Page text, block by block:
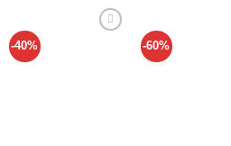
-40% -60%